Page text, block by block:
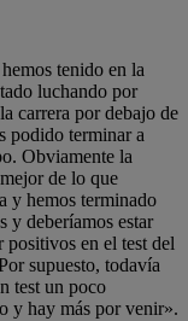
tenido en la
luchando por
carrera por debajo de
podido terminar a
Obviamente la
de lo que
y hemos terminado
y deberíamos estar
positivos en el test del
supuesto, todavía
test un poco
y hay más por venir».